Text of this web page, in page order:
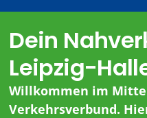
Dein
Leipzig-
Willkommen im
Verkehrsverbund.